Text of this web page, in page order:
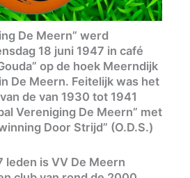
De Meern” werd
18 juni 1947 in café
op de hoek Meerndijk
De Meern. Feitelijk was het
de van 1930 tot 1941
Vereniging De Meern” met
Door Strijd” (O.D.S.)
leden is VV De Meern